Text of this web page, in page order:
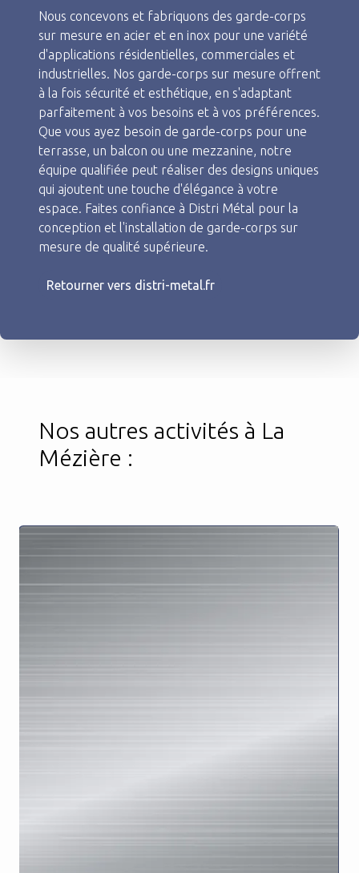
Nous concevons et fabriquons des garde-corps
sur mesure en acier et en inox pour une variété
d'applications résidentielles, commerciales et
industrielles. Nos garde-corps sur mesure offrent
à la fois sécurité et esthétique, en s'adaptant
parfaitement à vos besoins et à vos préférences.
Que vous ayez besoin de garde-corps pour une
terrasse, un balcon ou une mezzanine, notre
équipe qualifiée peut réaliser des designs uniques
qui ajoutent une touche d'élégance à votre
espace. Faites confiance à Distri Métal pour la
conception et l'installation de garde-corps sur
mesure de qualité supérieure.
Retourner vers distri-metal.fr
Nos autres activités à La
Mézière :